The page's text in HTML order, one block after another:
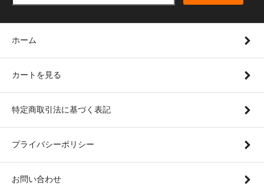
ホーム
カートを見る
特定商取引法に基づく表記
プライバシーポリシー
お問い合わせ